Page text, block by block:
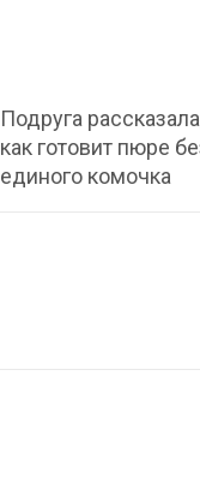
Подруга
как готовит пюре
единого комочка